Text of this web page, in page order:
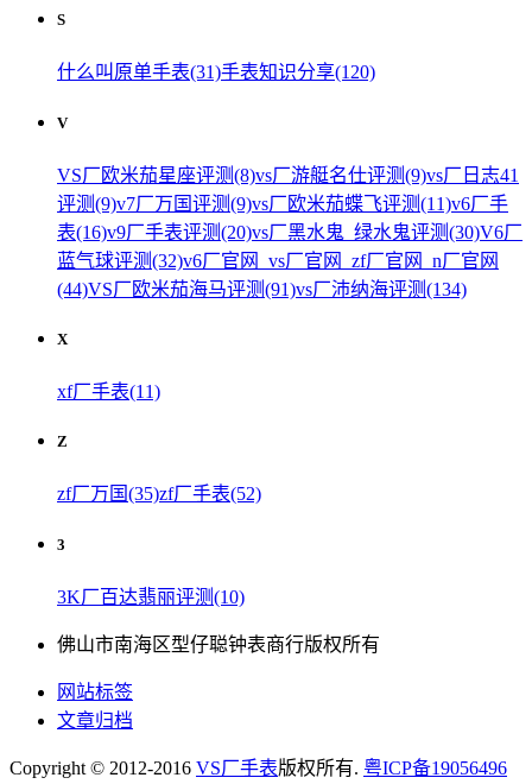
S
什么叫原单手表(31)手表知识分享(120)
V
VS厂欧米茄星座评测(8)vs厂游艇名仕评测(9)vs厂日志41
评测(9)v7厂万国评测(9)vs厂欧米茄蝶飞评测(11)v6厂手
表(16)v9厂手表评测(20)vs厂黑水鬼_绿水鬼评测(30)V6厂
蓝气球评测(32)v6厂官网_vs厂官网_zf厂官网_n厂官网
(44)VS厂欧米茄海马评测(91)vs厂沛纳海评测(134)
X
xf厂手表(11)
Z
zf厂万国(35)zf厂手表(52)
3
3K厂百达翡丽评测(10)
佛山市南海区型仔聪钟表商行版权所有
网站标签
文章归档
Copyright © 2012-2016 VS厂手表版权所有. 粤ICP备19056496